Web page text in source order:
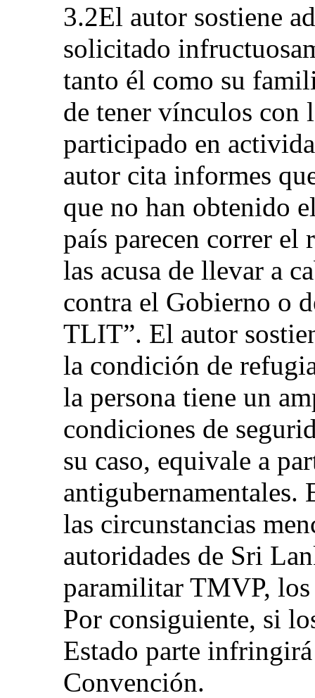
3.2El autor sostiene
solicitado
tanto él como su
de tener vínculos con
participado en
autor cita informes
que no han obtenido
país parecen correr el
las acusa de llevar a
contra el Gobierno o
TLIT”. El autor
la condición de
la persona tiene un
condiciones de
su caso, equivale a
antigubernamentales.
las circunstancias
autoridades de Sri
paramilitar TMVP,
Por consiguiente, si
Estado parte
Convención.